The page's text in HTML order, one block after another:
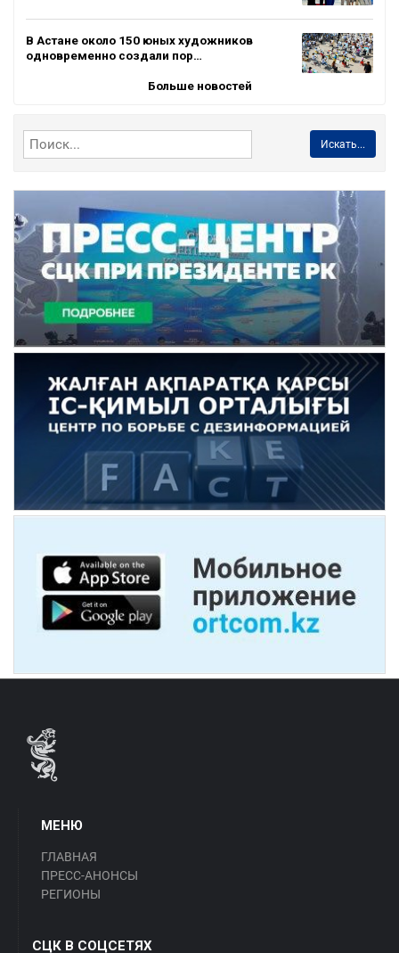
В Астане около 150 юных художников
одновременно создали пор…
Больше новостей
Искать...
МЕНЮ
ГЛАВНАЯ
ПРЕСС-АНОНСЫ
РЕГИОНЫ
СЦК В СОЦСЕТЯХ